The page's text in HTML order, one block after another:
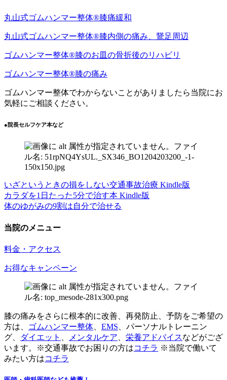
丸山式ゴムハンマー整体®︎膝痛緩和
丸山式ゴムハンマー整体®︎膝内側の痛み、鵞足周辺
ゴムハンマー整体®︎膝のお皿の骨折後のリハビリ
ゴムハンマー整体®️膝の痛み
ゴムハンマー整体でわからないことがありましたら当院にお
気軽にご相談ください。
●院長セルフケア本など
いざというときの損をしない交通事故治療 Kindle版
カラダを1日たった5分で治す本 Kindle版
体のゆがみの9割は自分で治せる
当院のメニュー
料金・アクセス
お得なキャンペーン
膝の痛みをさらに根本的に改善、再発防止、予防をご希望の
方は、
ゴムハンマー整体 EMS 、パーソナルトレーニン
グ、
ダイエット メンタルケア 栄養アドバイスなどがござ
います。※交通事故でお困りの方はコチラ ※当院で働いて
みたい方はコチラ